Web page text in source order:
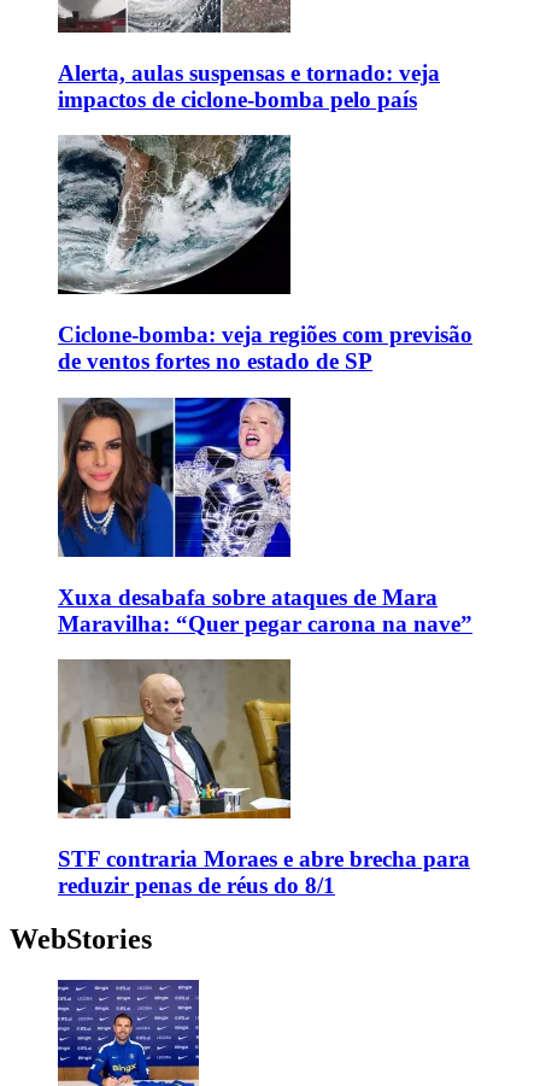
Alerta, aulas suspensas e tornado: veja
impactos de ciclone-bomba pelo país
Ciclone-bomba: veja regiões com previsão
de ventos fortes no estado de SP
Xuxa desabafa sobre ataques de Mara
Maravilha: “Quer pegar carona na nave”
STF contraria Moraes e abre brecha para
reduzir penas de réus do 8/1
WebStories